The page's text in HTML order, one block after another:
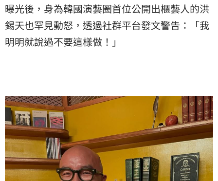
曝光後，身為韓國演藝圈首位公開出櫃藝人的洪
錫天也罕見動怒，透過社群平台發文警告：「我
明明就說過不要這樣做！」